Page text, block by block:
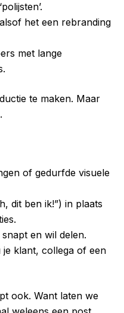
het een rebranding
met lange
te maken. Maar
of gedurfde visuele
dit ben ik!”) in plaats
en wil delen.
je klant, collega of een
ook. Want laten we